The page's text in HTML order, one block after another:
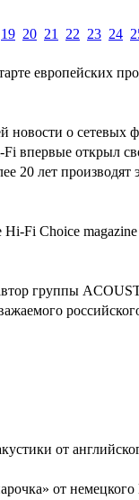
19 20 21 22 23 24
европейских
о сетевых
впервые открыл
20 лет
Fi Choice
группы
от
от